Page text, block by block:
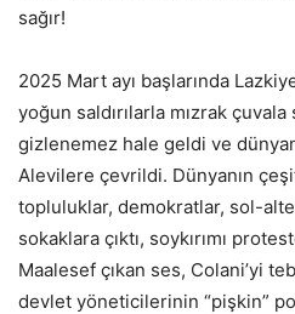
sağır!
2025 Mart ayı başlarında
yoğun saldırılarla mızrak çuvala
gizlenemez hale geldi ve
Alevilere çevrildi. Dünyanın
topluluklar, demokratlar, sol-
sokaklara çıktı, soykırımı
Maalesef çıkan ses, Colani’yi
devlet yöneticilerinin “pişkin”